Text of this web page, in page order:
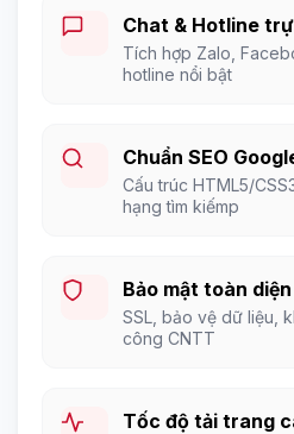
Chat & Hotline
Tích hợp Zalo,
hotline nổi bật
Chuẩn SEO
Cấu trúc HTML5/
hạng tìm kiếmp
Bảo mật toàn diện
SSL, bảo vệ dữ liệu,
công CNTT
Tốc độ tải trang